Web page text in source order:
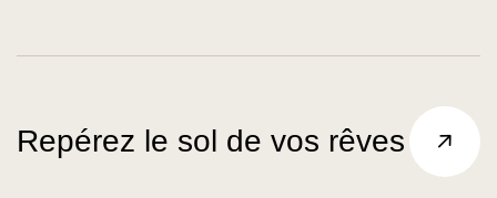
Repérez le sol de vos rêves